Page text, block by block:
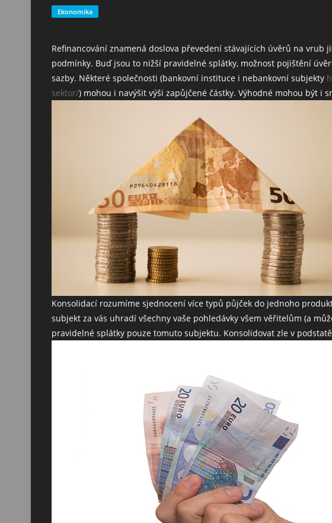
Ekonomika
Refinancování znamená doslova převedení stávajících úvěrů na
podmínky. Buď jsou to nižší pravidelné splátky, možnost pojištění
sazby. Některé společnosti (bankovní instituce i nebankovní subjekty
sektor/) mohou i navýšit výši zapůjčené částky. Výhodné mohou být i
Konsolidací rozumíme sjednocení více typů půjček do jednoho
subjekt za vás uhradí všechny vaše pohledávky všem věřitelům (a
pravidelné splátky pouze tomuto subjektu. Konsolidovat zle v